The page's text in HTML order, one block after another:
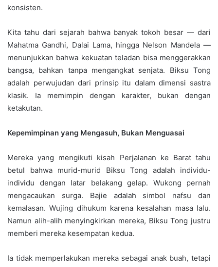
konsisten.
Kita tahu dari sejarah bahwa banyak tokoh besar — dari
Mahatma Gandhi, Dalai Lama, hingga Nelson Mandela —
menunjukkan bahwa kekuatan teladan bisa menggerakkan
bangsa, bahkan tanpa mengangkat senjata. Biksu Tong
adalah perwujudan dari prinsip itu dalam dimensi sastra
klasik. Ia memimpin dengan karakter, bukan dengan
ketakutan.
Kepemimpinan yang Mengasuh, Bukan Menguasai
Mereka yang mengikuti kisah Perjalanan ke Barat tahu
betul bahwa murid-murid Biksu Tong adalah individu-
individu dengan latar belakang gelap. Wukong pernah
mengacaukan surga. Bajie adalah simbol nafsu dan
kemalasan. Wujing dihukum karena kesalahan masa lalu.
Namun alih-alih menyingkirkan mereka, Biksu Tong justru
memberi mereka kesempatan kedua.
Ia tidak memperlakukan mereka sebagai anak buah, tetapi